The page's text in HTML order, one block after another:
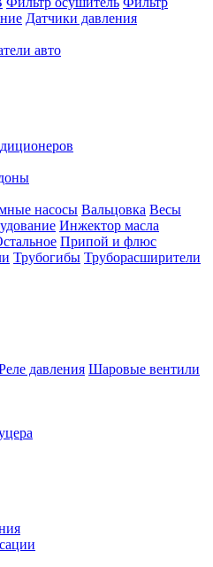
Датчики давления
авто
насосы Вальцовка Весы
Инжектор масла
Припой и флюс
Трубогибы Труборасширители
давления Шаровые вентили